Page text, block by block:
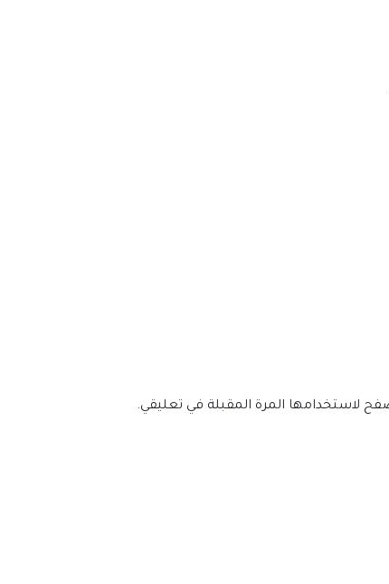
لاستخدامها المرة المقبلة في تعليقي.